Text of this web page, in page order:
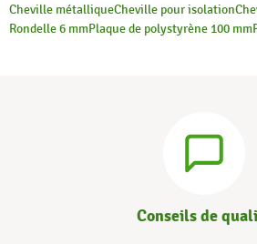
Cheville métalliqueCheville pour isolation
Rondelle 6 mmPlaque de polystyrène 100 mm
Conseils de